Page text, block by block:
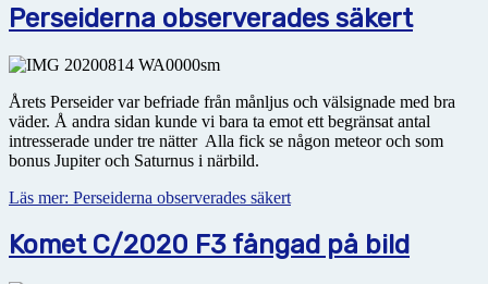
Perseiderna observerades säkert
Årets Perseider var befriade från månljus och välsignade med bra
väder. Å andra sidan kunde vi bara ta emot ett begränsat antal
intresserade under tre nätter Alla fick se någon meteor och som
bonus Jupiter och Saturnus i närbild.
Läs mer: Perseiderna observerades säkert
Komet C/2020 F3 fångad på bild